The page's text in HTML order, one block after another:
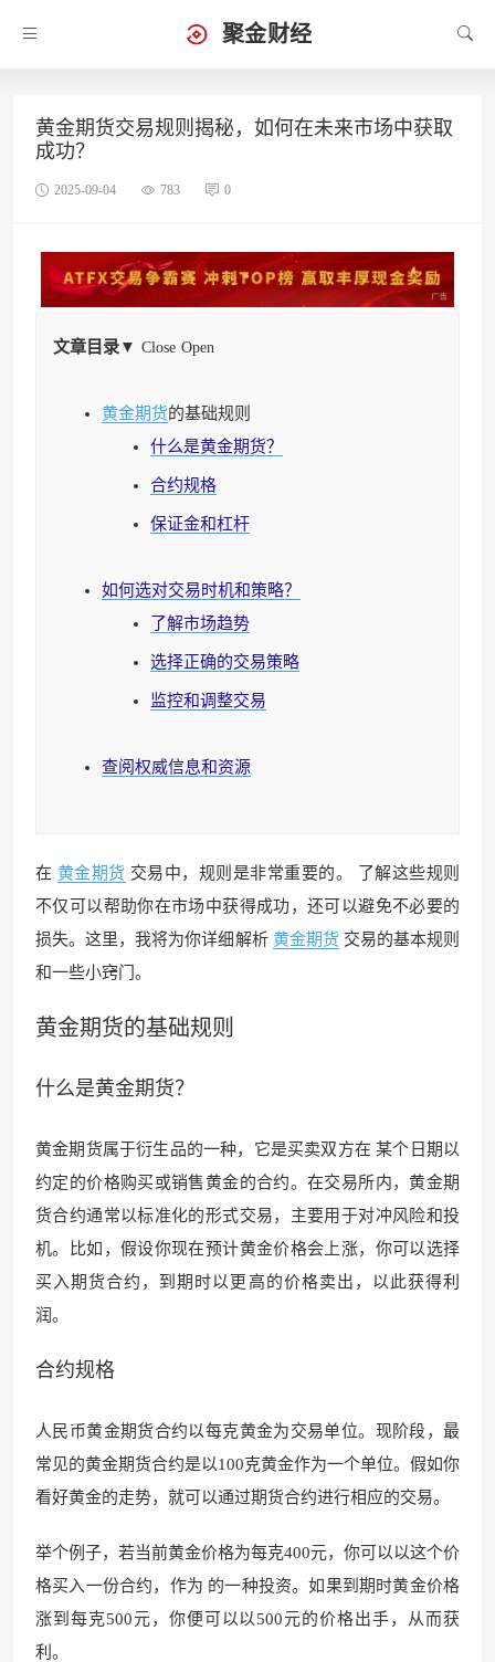
聚金财经
黄金期货交易规则揭秘，如何在未来市场中获取
成功？
2025-09-04 783 0
文章目录▼ Close Open
黄金期货的基础规则
什么是黄金期货？
合约规格
保证金和杠杆
如何选对交易时机和策略？
了解市场趋势
选择正确的交易策略
监控和调整交易
查阅权威信息和资源
在 黄金期货 交易中，规则是非常重要的。 了解这些规则
不仅可以帮助你在市场中获得成功，还可以避免不必要的
损失。这里，我将为你详细解析 黄金期货 交易的基本规则
和一些小窍门。
黄金期货的基础规则
什么是黄金期货？
黄金期货属于衍生品的一种，它是买卖双方在 某个日期以
约定的价格购买或销售黄金的合约。在交易所内，黄金期
货合约通常以标准化的形式交易，主要用于对冲风险和投
机。比如，假设你现在预计黄金价格会上涨，你可以选择
买入期货合约，到期时以更高的价格卖出，以此获得利
润。
合约规格
人民币黄金期货合约以每克黄金为交易单位。现阶段，最
常见的黄金期货合约是以100克黄金作为一个单位。假如你
看好黄金的走势，就可以通过期货合约进行相应的交易。
举个例子，若当前黄金价格为每克400元，你可以以这个价
格买入一份合约，作为 的一种投资。如果到期时黄金价格
涨到每克500元，你便可以以500元的价格出手，从而获
利。